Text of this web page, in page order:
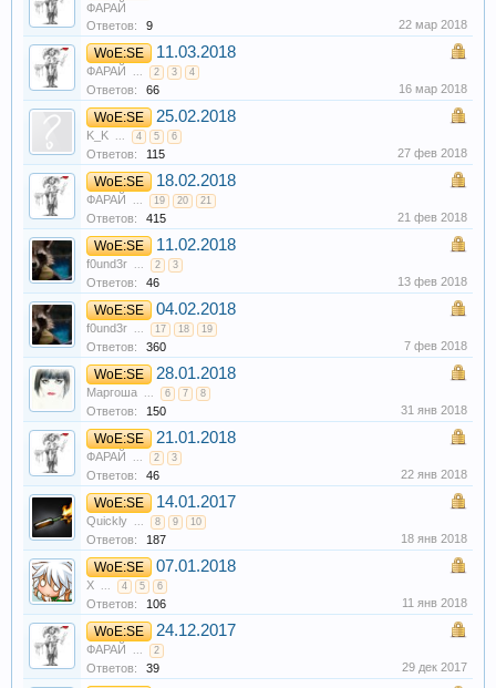
ФАРАЙ
Ответов:
9 22 мар 2018
WoE:SE 11.03.2018
ФАРАЙ ... 2 3 4
Ответов: 66 16 мар 2018
WoE:SE 25.02.2018
K_K ... 4 5 6
Ответов: 115 27 фев 2018
WoE:SE 18.02.2018
ФАРАЙ ... 19 20 21
Ответов: 415 21 фев 2018
WoE:SE 11.02.2018
f0und3r ... 2 3
Ответов: 46 13 фев 2018
WoE:SE 04.02.2018
f0und3r ... 17 18 19
Ответов: 360 7 фев 2018
WoE:SE 28.01.2018
Маргоша ... 6 7 8
Ответов: 150 31 янв 2018
WoE:SE 21.01.2018
ФАРАЙ ... 2 3
Ответов: 46 22 янв 2018
WoE:SE 14.01.2017
Quickly ... 8 9 10
Ответов: 187 18 янв 2018
WoE:SE 07.01.2018
X ... 4 5 6
Ответов: 106 11 янв 2018
WoE:SE 24.12.2017
ФАРАЙ ... 2
Ответов: 39 29 дек 2017